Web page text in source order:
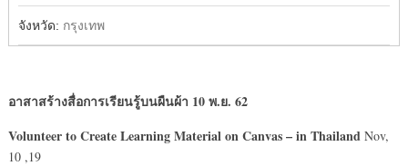
จังหวัด: กรุงเทพ
อาสาสร้างสื่อการเรียนรู้บนผืนผ้า 10 พ.ย. 62
Volunteer to Create Learning Material on Canvas– in ThailandNov,
10 ,19